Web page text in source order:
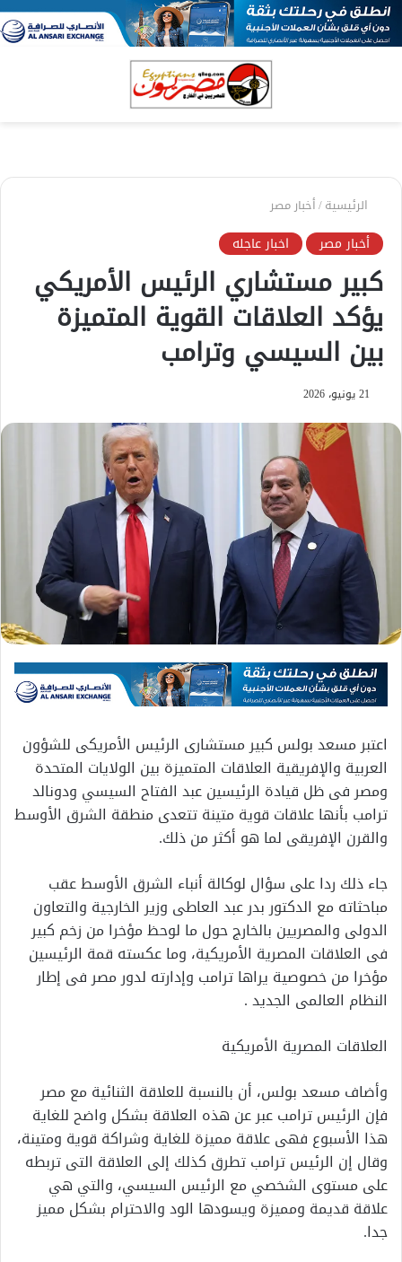
الرئيسية/أخبار مصر
أخبار مصر اخبار عاجله
كبير مستشاري الرئيس الأمريكي
يؤكد العلاقات القوية المتميزة
بين السيسي وترامب
21 يونيو، 2026
اعتبر مسعد بولس كبير مستشارى الرئيس الأمريكى للشؤون
العربية والإفريقية العلاقات المتميزة بين الولايات المتحدة
ومصر فى ظل قيادة الرئيسين عبد الفتاح السيسي ودونالد
ترامب بأنها علاقات قوية متينة تتعدى منطقة الشرق الأوسط
والقرن الإفريقى لما هو أكثر من ذلك.
جاء ذلك ردا على سؤال لوكالة أنباء الشرق الأوسط عقب
مباحثاته مع الدكتور بدر عبد العاطى وزير الخارجية والتعاون
الدولى والمصريين بالخارج حول ما لوحظ مؤخرا من زخم كبير
فى العلاقات المصرية الأمريكية، وما عكسته قمة الرئيسين
مؤخرا من خصوصية يراها ترامب وإدارته لدور مصر فى إطار
النظام العالمى الجديد .
العلاقات المصرية الأمريكية
وأضاف مسعد بولس، أن بالنسبة للعلاقة الثنائية مع مصر
فإن الرئيس ترامب عبر عن هذه العلاقة بشكل واضح للغاية
هذا الأسبوع فهى علاقة مميزة للغاية وشراكة قوية ومتينة،
وقال إن الرئيس ترامب تطرق كذلك إلى العلاقة التى تربطه
على مستوى الشخصي مع الرئيس السيسي، والتي هي
علاقة قديمة ومميزة ويسودها الود والاحترام بشكل مميز
جدا.